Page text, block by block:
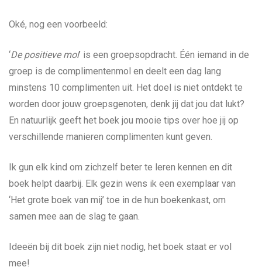
Oké, nog een voorbeeld:
‘De positieve mol’ is een groepsopdracht. Één iemand in de
groep is de complimentenmol en deelt een dag lang
minstens 10 complimenten uit. Het doel is niet ontdekt te
worden door jouw groepsgenoten, denk jij dat jou dat lukt?
En natuurlijk geeft het boek jou mooie tips over hoe jij op
verschillende manieren complimenten kunt geven.
Ik gun elk kind om zichzelf beter te leren kennen en dit
boek helpt daarbij. Elk gezin wens ik een exemplaar van
‘Het grote boek van mij’ toe in de hun boekenkast, om
samen mee aan de slag te gaan.
Ideeën bij dit boek zijn niet nodig, het boek staat er vol
mee!